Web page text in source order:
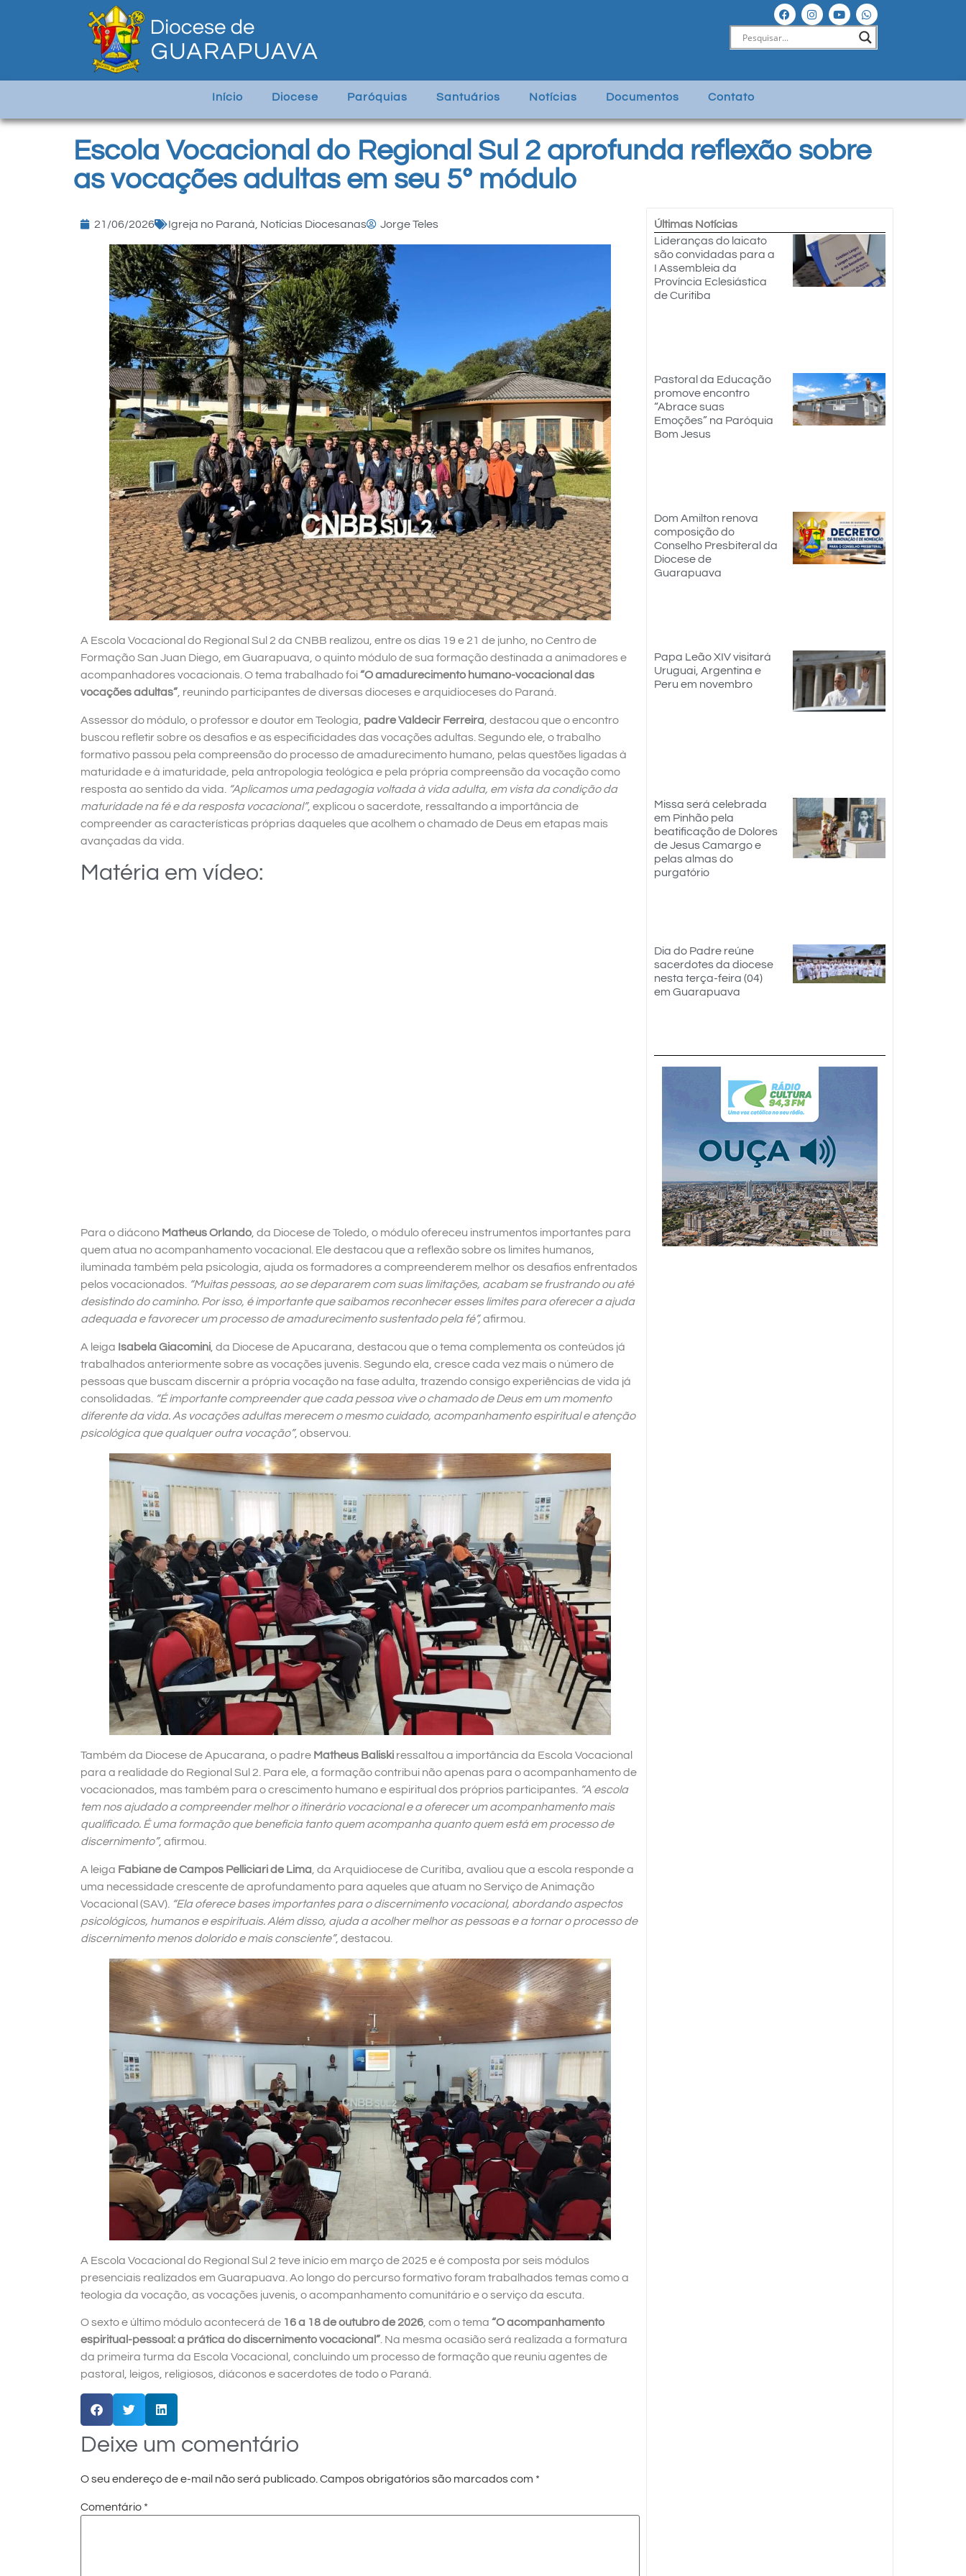
Início Diocese Paróquias Santuários Notícias Documentos Contato
Escola Vocacional do Regional Sul 2 aprofunda reflexão sobre
as vocações adultas em seu 5º módulo
21/06/2026 Igreja no Paraná Notícias Diocesanas Jorge Teles
A Escola Vocacional do Regional Sul 2 da CNBB realizou, entre os dias 19 e 21 de junho, no Centro de
Formação San Juan Diego, em Guarapuava, o quinto módulo de sua formação destinada a animadores e
acompanhadores vocacionais. O tema trabalhado foi“O amadurecimento humano-vocacional das
vocações adultas” , reunindo participantes de diversas dioceses e arquidioceses do Paraná.
Assessor do módulo, o professor e doutor em Teologia, padre Valdecir Ferreira , destacou que o encontro
buscou refletir sobre os desafios e as especificidades das vocações adultas. Segundo ele, o trabalho
formativo passou pela compreensão do processo de amadurecimento humano, pelas questões ligadas à
maturidade e à imaturidade, pela antropologia teológica e pela própria compreensão da vocação como
resposta ao sentido da vida.
“Aplicamos uma pedagogia voltada à vida adulta, em vista da condição da
maturidade na fé e da resposta vocacional”, explicou o sacerdote, ressaltando a importância de
compreender as características próprias daqueles que acolhem o chamado de Deus em etapas mais
avançadas da vida.
Matéria em vídeo:
Para o diácono Matheus Orlando, da Diocese de Toledo, o módulo ofereceu instrumentos importantes para
quem atua no acompanhamento vocacional. Ele destacou que a reflexão sobre os limites humanos,
iluminada também pela psicologia, ajuda os formadores a compreenderem melhor os desafios enfrentados
pelos vocacionados. “Muitas pessoas, ao se depararem com suas limitações, acabam se frustrando ou até
desistindo do caminho. Por isso, é importante que saibamos reconhecer esses limites para oferecer a ajuda
adequada e favorecer um processo de amadurecimento sustentado pela fé”,afirmou.
A leiga Isabela Giacomini , da Diocese de Apucarana, destacou que o tema complementa os conteúdos já
trabalhados anteriormente sobre as vocações juvenis. Segundo ela, cresce cada vez mais o número de
pessoas que buscam discernir a própria vocação na fase adulta, trazendo consigo experiências de vida já
consolidadas.
“É importante compreender que cada pessoa vive o chamado de Deus em um momento
diferente da vida. As vocações adultas merecem o mesmo cuidado, acompanhamento espiritual e atenção
psicológica que qualquer outra vocação”, observou.
Também da Diocese de Apucarana, o padre Matheus Baliski ressaltou a importância da Escola Vocacional
para a realidade do Regional Sul 2. Para ele, a formação contribui não apenas para o acompanhamento de
vocacionados, mas também para o crescimento humano e espiritual dos próprios participantes.
“A escola
tem nos ajudado a compreender melhor o itinerário vocacional e a oferecer um acompanhamento mais
qualificado. É uma formação que beneficia tanto quem acompanha quanto quem está em processo de
discernimento”, afirmou.
A leiga Fabiane de Campos Pelliciari de Lima , da Arquidiocese de Curitiba, avaliou que a escola responde a
uma necessidade crescente de aprofundamento para aqueles que atuam no Serviço de Animação
Vocacional (SAV). “Ela oferece bases importantes para o discernimento vocacional, abordando aspectos
psicológicos, humanos e espirituais. Além disso, ajuda a acolher melhor as pessoas e a tornar o processo de
discernimento menos dolorido e mais consciente”, destacou.
A Escola Vocacional do Regional Sul 2 teve início em março de 2025 e é composta por seis módulos
presenciais realizados em Guarapuava. Ao longo do percurso formativo foram trabalhados temas como a
teologia da vocação, as vocações juvenis, o acompanhamento comunitário e o serviço da escuta.
O sexto e último módulo acontecerá de 16 a 18 de outubro de 2026, com o tema “O acompanhamento
espiritual-pessoal: a prática do discernimento vocacional”. Na mesma ocasião será realizada a formatura
da primeira turma da Escola Vocacional, concluindo um processo de formação que reuniu agentes de
pastoral, leigos, religiosos, diáconos e sacerdotes de todo o Paraná.
Deixe um comentário
O seu endereço de e-mail não será publicado. Campos obrigatórios são marcados com *
Comentário *
Últimas Notícias
Lideranças do laicato
são convidadas para a
I Assembleia da
Província Eclesiástica
de Curitiba
Pastoral da Educação
promove encontro
“Abrace suas
Emoções” na Paróquia
Bom Jesus
Dom Amilton renova
composição do
Conselho Presbiteral da
Diocese de
Guarapuava
Papa Leão XIV visitará
Uruguai, Argentina e
Peru em novembro
Missa será celebrada
em Pinhão pela
beatificação de Dolores
de Jesus Camargo e
pelas almas do
purgatório
Dia do Padre reúne
sacerdotes da diocese
nesta terça-feira (04)
em Guarapuava